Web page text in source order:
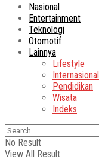
Nasional
Entertainment
Teknologi
Otomotif
Lainnya
Lifestyle
Internasional
Pendidikan
Wisata
Indeks
No Result
View All Result